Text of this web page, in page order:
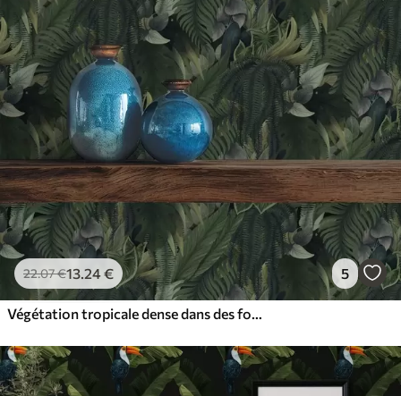
22.07€13.24€ 5
Végétation tropicale dense dans des fourrés d'un vert profond